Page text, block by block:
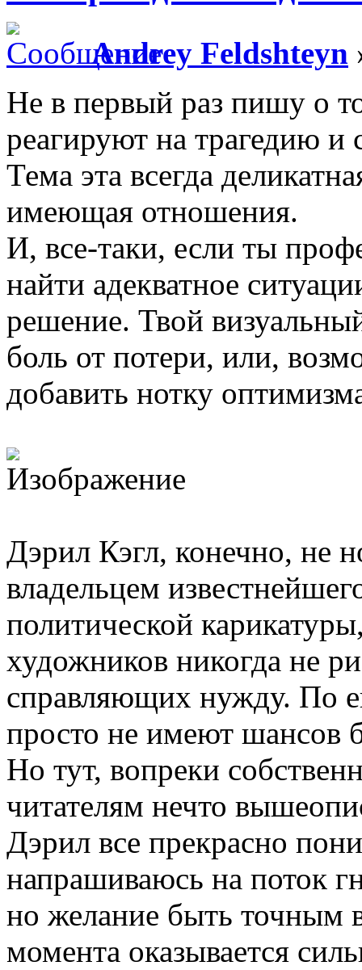
Andrey Feldshteyn
Не в первый раз пишу о
реагируют на трагедию и
Тема эта всегда
имеющая отношения.
И, все-таки, если ты
найти адекватное
решение. Твой
боль от потери, или,
добавить нотку
Дэрил Кэгл, конечно, не
владельцем
политической
художников никогда не
справляющих нужду. По
просто не имеют шансов
Но тут, вопреки
читателям нечто
Дэрил все прекрасно
напрашиваюсь на поток
но желание быть точным
момента оказывается